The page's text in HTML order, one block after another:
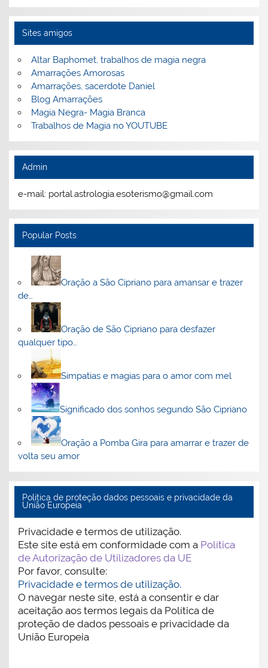
Sites amigos
Altar Baphomet, trabalhos de magia negra
Amarrações Amorosas
Amarrações, sacerdote Daniel
Blog Amarrações
Magia Negra- Magia Branca
Trabalhos de Magia no YOUTUBE
Admin
e-mail: portal.astrologia.esoterismo@gmail.com
Popular Posts
Oração a São Cipriano para amansar e trazer
de…
Oração de São Cipriano para desfazer
qualquer tipo…
Simpatias e magias para o amor com mel
Significado dos sonhos segundo São Cipriano
Oração a Pomba Gira para amarrar e trazer de
volta seu amor
Politica de proteção dados pessoais e privacidade da
União Europeia
Privacidade e termos de utilização.
Este site está em conformidade com a Política
de Autorização de Utilizadores da UE
Por favor, consulte:
Privacidade e termos de utilização.
O navegar neste site, está a consentir e dar
aceitação aos termos legais da Política de
proteção de dados pessoais e privacidade da
União Europeia